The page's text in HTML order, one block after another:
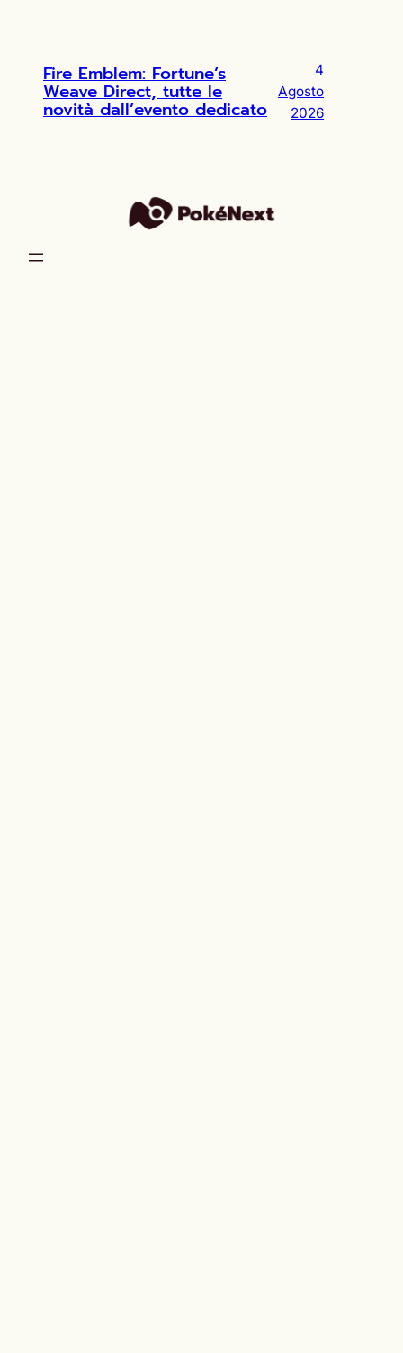
Fire Emblem: Fortune’s
Weave Direct, tutte le
novità dall’evento dedicato
4
Agosto
2026